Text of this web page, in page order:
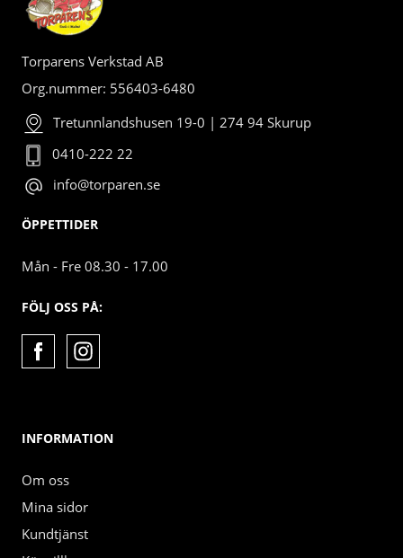
Torparens Verkstad AB
Org.nummer: 556403-6480
Tretunnlandshusen 19-0 | 274 94 Skurup
0410-222 22
info@torparen.se
ÖPPETTIDER
Mån - Fre 08.30 - 17.00
FÖLJ OSS PÅ:
INFORMATION
Om oss
Mina sidor
Kundtjänst